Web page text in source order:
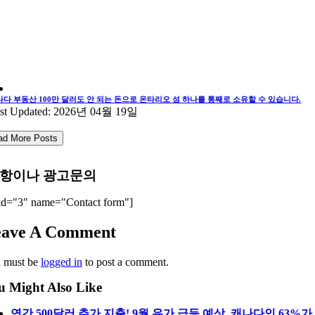
다 부동산 100만 달러도 안 되는 돈으로 온타리오 섬 하나를 통째로 소유할 수 있습니다.
Updated: 2026년 04월 19일
More Posts
이나 광고문의
name="Contact form"]
A Comment
must be logged in to post a comment.
Might Also Like